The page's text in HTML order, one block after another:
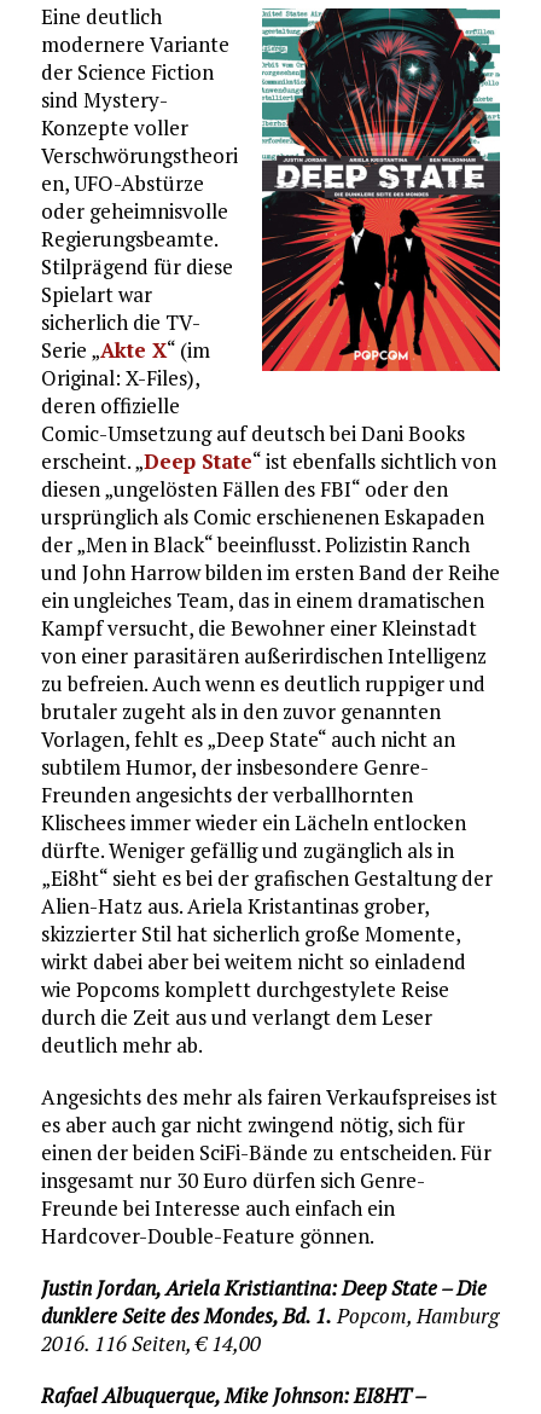
Eine deutlich
modernere Variante
der Science Fiction
sind Mystery-
Konzepte voller
Verschwörungstheori
en, UFO-Abstürze
oder geheimnisvolle
Regierungsbeamte.
Stilprägend für diese
Spielart war
sicherlich die TV-
Serie „Akte X“ (im
Original: X-Files),
deren offizielle
Comic-Umsetzung auf deutsch bei Dani Books
erscheint. „Deep State“ ist ebenfalls sichtlich von
diesen „ungelösten Fällen des FBI“ oder den
ursprünglich als Comic erschienenen Eskapaden
der „Men in Black“ beeinflusst. Polizistin Ranch
und John Harrow bilden im ersten Band der Reihe
ein ungleiches Team, das in einem dramatischen
Kampf versucht, die Bewohner einer Kleinstadt
von einer parasitären außerirdischen Intelligenz
zu befreien. Auch wenn es deutlich ruppiger und
brutaler zugeht als in den zuvor genannten
Vorlagen, fehlt es „Deep State“ auch nicht an
subtilem Humor, der insbesondere Genre-
Freunden angesichts der verballhornten
Klischees immer wieder ein Lächeln entlocken
dürfte. Weniger gefällig und zugänglich als in
„Ei8ht“ sieht es bei der grafischen Gestaltung der
Alien-Hatz aus. Ariela Kristantinas grober,
skizzierter Stil hat sicherlich große Momente,
wirkt dabei aber bei weitem nicht so einladend
wie Popcoms komplett durchgestylete Reise
durch die Zeit aus und verlangt dem Leser
deutlich mehr ab.
Angesichts des mehr als fairen Verkaufspreises ist
es aber auch gar nicht zwingend nötig, sich für
einen der beiden SciFi-Bände zu entscheiden. Für
insgesamt nur 30 Euro dürfen sich Genre-
Freunde bei Interesse auch einfach ein
Hardcover-Double-Feature gönnen.
Justin Jordan, Ariela Kristiantina: Deep State – Die
dunklere Seite des Mondes, Bd. 1.Popcom, Hamburg
2016. 116 Seiten, € 14,00
Rafael Albuquerque, Mike Johnson: EI8HT –